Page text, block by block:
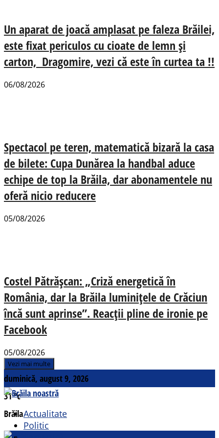
Un aparat de joacă amplasat pe faleza Brăilei,
este fixat periculos cu cioate de lemn și
carton, Dragomire, vezi că este în curtea ta !!
06/08/2026
Spectacol pe teren, matematică bizară la casa
de bilete: Cupa Dunărea la handbal aduce
echipe de top la Brăila, dar abonamentele nu
oferă nicio reducere
05/08/2026
Costel Pătrășcan: „Criză energetică în
România, dar la Brăila luminițele de Crăciun
încă sunt aprinse”. Reacții pline de ironie pe
Facebook
05/08/2026
Vezi mai multe
duminică, august 9, 2026
31°c
BrăilaActualitate
Politic